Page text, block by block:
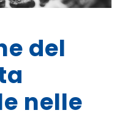
del
nelle